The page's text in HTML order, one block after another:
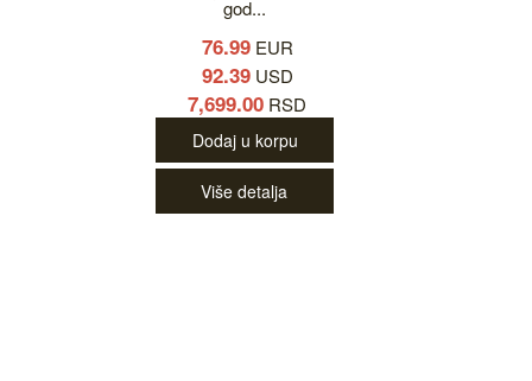
god...
76.99EUR
92.39USD
7,699.00 RSD
Dodaj u korpu
Više detalja